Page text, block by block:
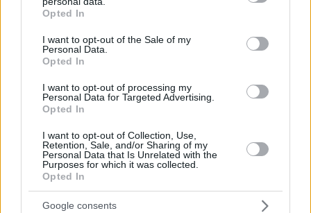
grant or deny consent to Google and its third-party tags to
use your data for below specified purposes in below Google
consent section.
Opted In
I want to opt-out of the Sale of my
Personal Data.
Opted In
I want to opt-out of processing my
Personal Data for Targeted Advertising.
Opted In
I want to opt-out of Collection, Use,
Retention, Sale, and/or Sharing of my
Personal Data that Is Unrelated with the
Purposes for which it was collected.
Opted In
Google consents
Διασκεδάζουμε υπεύθυνα, επιστρέφουμε με ασφάλεια
ΡΟΗ ΕΙΔΗΣΕΩΝ
Ειδήσεις Δημοφιλή
Δραματική διάσωση στην Κίνα: Φορτηγό έπεσε πάνω σε
αυτοκίνητο και το σκέπασε με κάρβουνα, τον οδηγό
έσωσε στρατιώτης, δείτε βίντεο
πριν 9 λεπτά